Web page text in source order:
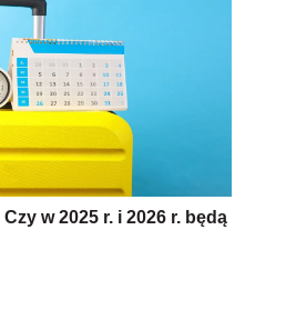
w 2025 r. i 2026 r. będą